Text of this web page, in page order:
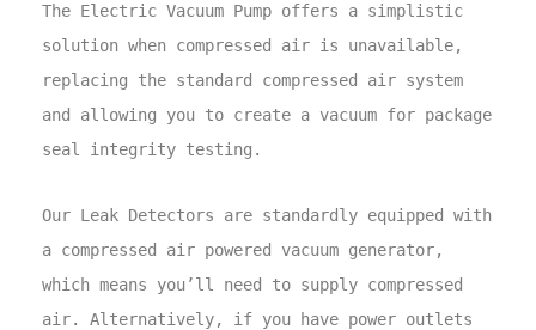
The Electric Vacuum Pump offers a simplistic
solution when compressed air is unavailable,
replacing the standard compressed air system
and allowing you to create a vacuum for package
seal integrity testing.
Our Leak Detectors are standardly equipped with
a compressed air powered vacuum generator,
which means you’ll need to supply compressed
air. Alternatively, if you have power outlets